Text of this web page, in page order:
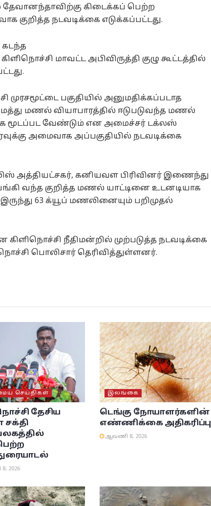
கிடைக்கப் பெற்ற
குறித்த நடவடிக்கை எடுக்கப்பட்டது.
கடந்த
மாவட்ட அபிவிருத்தி குழு கூட்டத்தில்
பகுதியில் அனுமதிக்கப்படாத
மணல் வியாபாரத்தில் ஈடுபடுவந்த மணல்
மூடப்பட வேண்டும் என அமைச்சர் டக்லஸ்
அமைவாக அப்பகுதியில் நடவடிக்கை
அத்தியட்சகர், கனியவள பிரிவினர் இணைந்து
வந்த குறித்த மணல் யாட்டினை உடனடியாக
இருந்து 63 க்யூப் மணலினையும் பறிமுதல்
நீதிமன்றில் முற்படுத்த நடவடிக்கை
பொலிசார் தெரிவித்துள்ளனர்.
செய்திகள்
தேசிய
சக்தி
2026
இலங்கை
டெங்கு நோயாளர்களின்
எண்ணிக்கை அதிகரிப்பு
ஆவணி 8, 2026